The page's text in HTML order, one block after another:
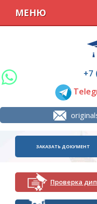
+7
МЕНЮ
ЗАКАЗАТЬ ДОКУМЕНТ
Проверка